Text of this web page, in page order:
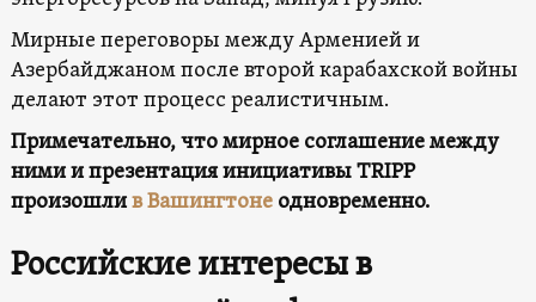
Мирные переговоры между Арменией и
Азербайджаном после второй карабахской войны
делают этот процесс реалистичным.
Примечательно, что мирное соглашение между
ними и презентация инициативы TRIPP
произошлив Вашингтонеодновременно.
Российские интересы в